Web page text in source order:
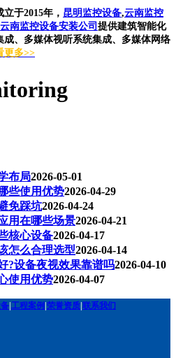
于2015年， 昆明监控设备,云南监控
云南监控设备安装公司 提供建筑智能化
成、多媒体视听系统集成、多媒体网络
更多>>
布局2026-05-01
些使用优势2026-04-29
免踩坑2026-04-24
用在哪些场景2026-04-21
核心设备2026-04-17
怎么合理选型2026-04-14
?设备夜视效果靠谱吗2026-04-10
使用优势2026-04-07
工程案例 荣誉资质 联系我们